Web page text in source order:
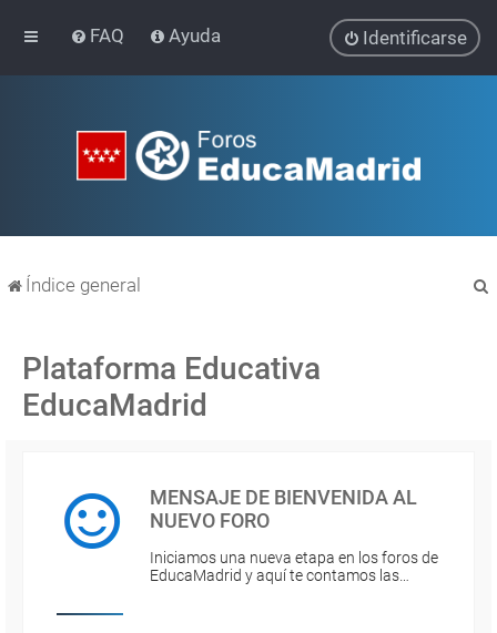
FAQ Ayuda Identificarse
Índice general
Plataforma Educativa
EducaMadrid
MENSAJE DE BIENVENIDA AL
NUEVO FORO
Iniciamos una nueva etapa en los foros de
EducaMadrid y aquí te contamos las…